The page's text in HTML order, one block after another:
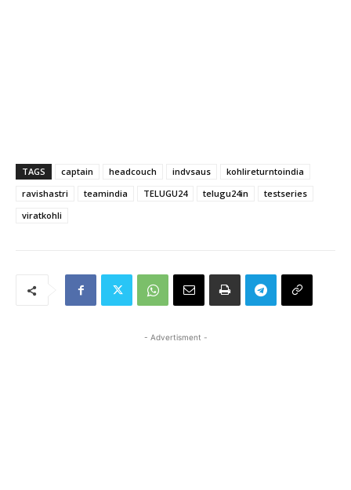
TAGS captain headcouch indvsaus
kohlireturntoindia
ravishastri
teamindia TELUGU24 telugu24in
testseries
viratkohli
- Advertisment -